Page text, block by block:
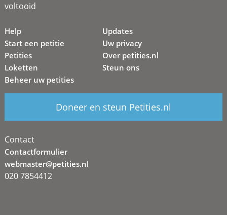
voltooid
Help
Start een petitie
Petities
Loketten
Beheer uw petities
Updates
Uw privacy
Over petities.nl
Steun ons
Doneer en steun Petities.nl
Contact
Contactformulier
webmaster@petities.nl
020 7854412